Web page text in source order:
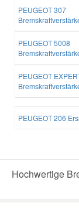
PEUGEOT 307
PEUGEOT 5008
PEUGEOT
PEUGEOT 206
Hochwertige